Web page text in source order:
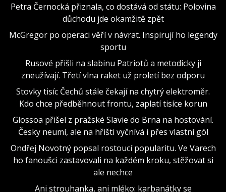
Petra Černocká přiznala, co dostává od státu: Polovina
důchodu jde okamžitě zpět
McGregor po operaci věří v návrat. Inspirují ho legendy
sportu
Rusové přišli na slabinu Patriotů a metodicky ji
zneužívají. Třetí vlna raket už proletí bez odporu
Stovky tisíc Čechů stále čekají na chytrý elektroměr.
Kdo chce předběhnout frontu, zaplatí tisíce korun
Glossoa přišel z pražské Slavie do Brna na hostování.
Česky neumí, ale na hřišti vyčnívá i přes vlastní gól
Ondřej Novotný popsal rostoucí popularitu. Ve Varech
ho fanoušci zastavovali na každém kroku, stěžovat si
ale nechce
Ani strouhanka, ani mléko: karbanátky se